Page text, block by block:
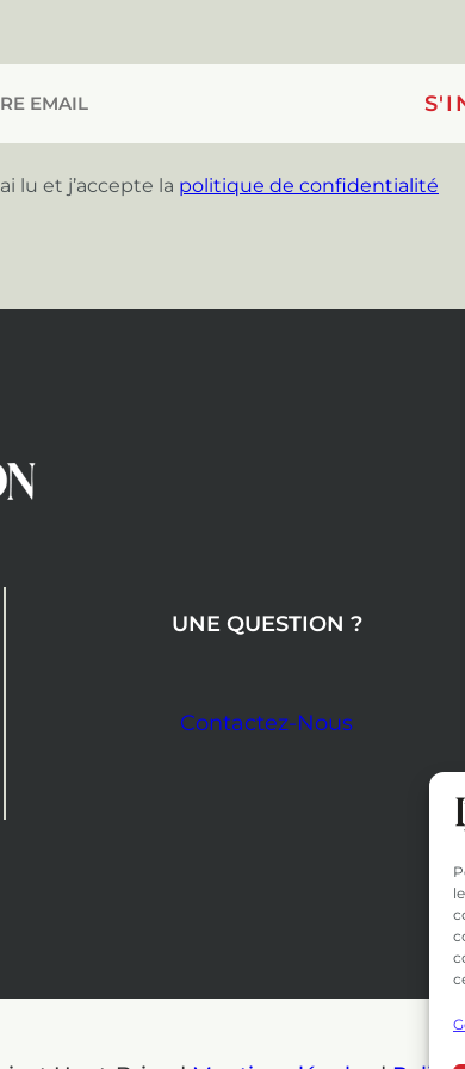
lu et j’accepte la politique de confidentialité
UNE QUESTION ?
Contactez-Nous